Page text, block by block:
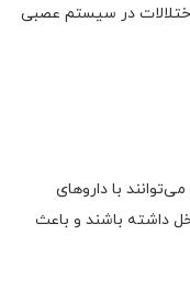
در سیستم عصبی
با داروهای
داشته باشند و باعث